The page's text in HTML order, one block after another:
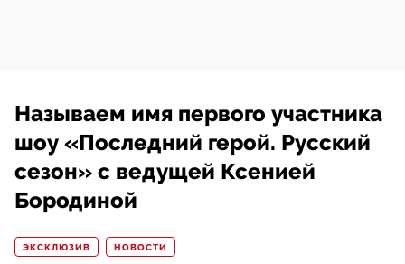
Называем имя первого участника
шоу «Последний герой. Русский
сезон» с ведущей Ксенией
Бородиной
ЭКСКЛЮЗИВ НОВОСТИ